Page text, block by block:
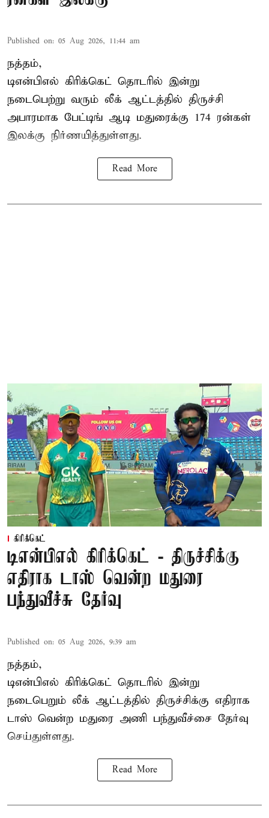
Published on: 05 Aug 2026, 11:44 am
நத்தம்,
டிஎன்பிஎல் கிரிக்கெட் தொடரில் இன்று
நடைபெற்று வரும் லீக் ஆட்டத்தில் திருச்சி
அபாரமாக பேட்டிங் ஆடி மதுரைக்கு 174 ரன்கள்
இலக்கு நிர்ணயித்துள்ளது.
Read More
கிரிக்கெட்
டிஎன்பிஎல் கிரிக்கெட் - திருச்சிக்கு
எதிராக டாஸ் வென்ற மதுரை
பந்துவீச்சு தேர்வு
Published on: 05 Aug 2026, 9:39 am
நத்தம்,
டிஎன்பிஎல் கிரிக்கெட் தொடரில் இன்று
நடைபெறும் லீக் ஆட்டத்தில் திருச்சிக்கு எதிராக
டாஸ் வென்ற மதுரை அணி பந்துவீச்சை தேர்வு
செய்துள்ளது.
Read More